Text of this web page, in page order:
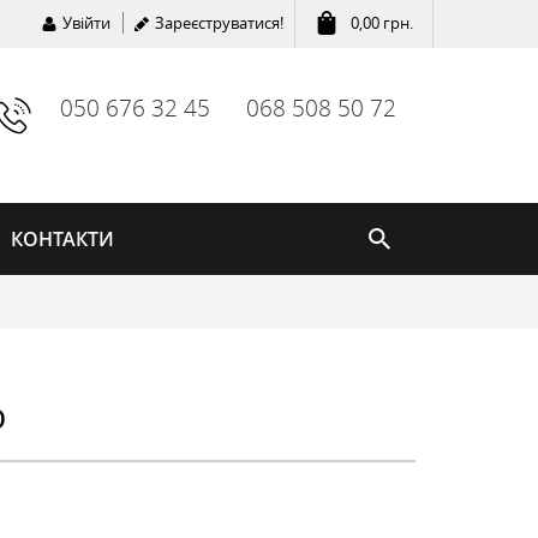
Увійти Зареєструватися! 0,00 грн.
050 676 32 45 068 508 50 72
КОНТАКТИ